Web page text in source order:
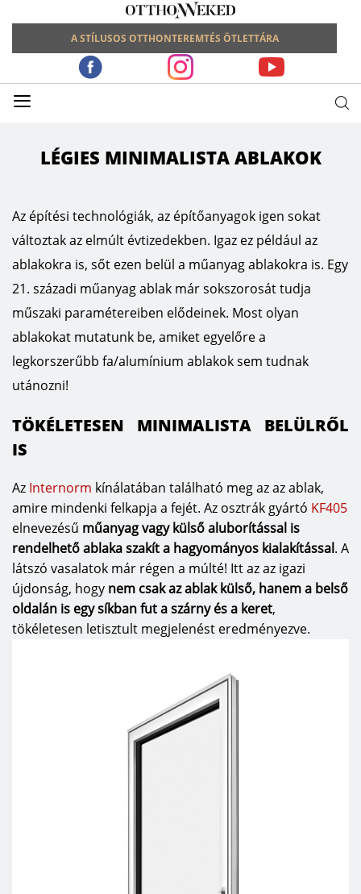
A STÍLUSOS OTTHONTEREMTÉS ÖTLETTÁRA
≡
LÉGIES MINIMALISTA ABLAKOK
Az építési technológiák, az építőanyagok igen sokat
változtak az elmúlt évtizedekben. Igaz ez például az
ablakokra is, sőt ezen belül a műanyag ablakokra is. Egy
21. századi műanyag ablak már sokszorosát tudja
műszaki paramétereiben elődeinek. Most olyan
ablakokat mutatunk be, amiket egyelőre a
legkorszerűbb fa/alumínium ablakok sem tudnak
utánozni!
TÖKÉLETESEN MINIMALISTA BELÜLRŐL
IS
Az Internorm kínálatában található meg az az ablak,
amire mindenki felkapja a fejét. Az osztrák gyártó KF405
elnevezésű műanyag vagy külső aluborítással is
rendelhető ablaka szakít a hagyományos kialakítással. A
látszó vasalatok már régen a múlté! Itt az az igazi
újdonság, hogy nem csak az ablak külső, hanem a belső
oldalán is egy síkban fut a szárny és a keret,
tökéletesen letisztult megjelenést eredményezve.